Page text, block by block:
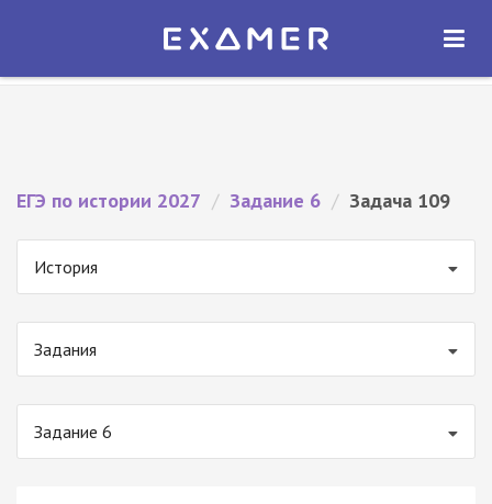
Экзамер — ЕГЭ 2027
ОТКРЫТЬ
ЕГЭ по истории 2027 / Задание 6 / Задача 109
История
Задания
Задание 6